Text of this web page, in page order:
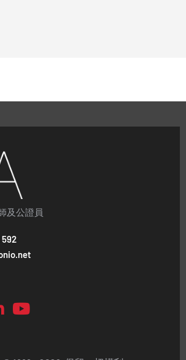
及公證員
592